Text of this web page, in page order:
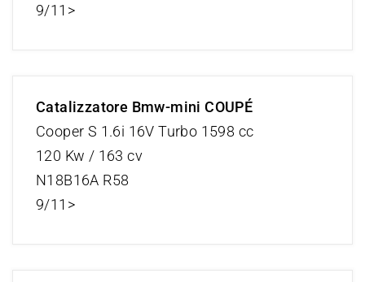
9/11>
Catalizzatore Bmw-mini COUPÉ
Cooper S 1.6i 16V Turbo 1598 cc
120 Kw / 163 cv
N18B16A R58
9/11>